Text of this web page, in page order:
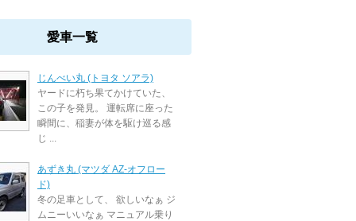
愛車一覧
じんべい丸 (トヨタ ソアラ)
ヤードに朽ち果てかけていた、
この子を発見。 運転席に座った
瞬間に、稲妻が体を駆け巡る感
じ ...
あずき丸 (マツダ AZ-オフロー
ド)
冬の足車として、 欲しいなぁ ジ
ムニーいいなぁ マニュアル乗り